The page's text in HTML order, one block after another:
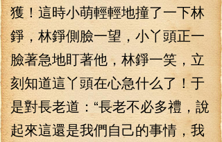
獲！這時小萌輕輕地撞了一下林
錚，林錚側臉一望，小丫頭正一
臉著急地盯著他，林錚一笑，立
刻知道這丫頭在心急什么了！于
是對長老道：“長老不必多禮，說
起來這還是我們自己的事情，我